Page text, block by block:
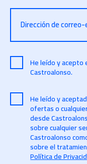
Dirección de
He leído y
Castroalonso.
He leído y
ofertas o
desde
sobre cualquier
Castroalonso
sobre el
Política de